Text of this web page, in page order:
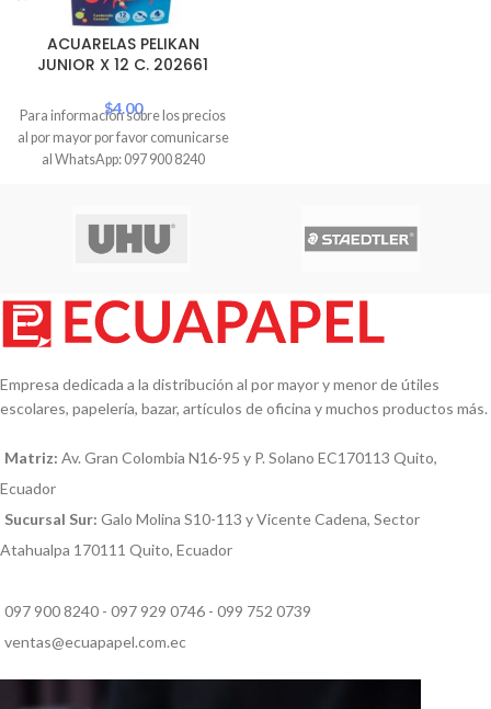
ACUARELAS PELIKAN
JUNIOR X 12 C. 202661
$4.00
Para información sobre los precios
al por mayor por favor comunicarse
al WhatsApp: 097 900 8240
Empresa dedicada a la distribución al por mayor y menor de útiles
escolares, papelería, bazar, artículos de oficina y muchos productos más.
Matriz: Av. Gran Colombia N16-95 y P. Solano EC170113 Quito,
Ecuador
Sucursal Sur: Galo Molina S10-113 y Vicente Cadena, Sector
Atahualpa 170111 Quito, Ecuador
097 900 8240 - 097 929 0746 - 099 752 0739
ventas@ecuapapel.com.ec